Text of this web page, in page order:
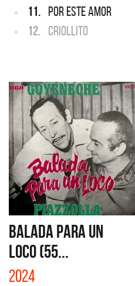
11. POR ESTE AMOR
12. CRIOLLITO
BALADA PARA UN
LOCO (55...
2024